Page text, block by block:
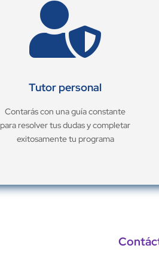

Tutor personal
Contarás con una guía constante
para resolver tus dudas y completar
exitosamente tu programa